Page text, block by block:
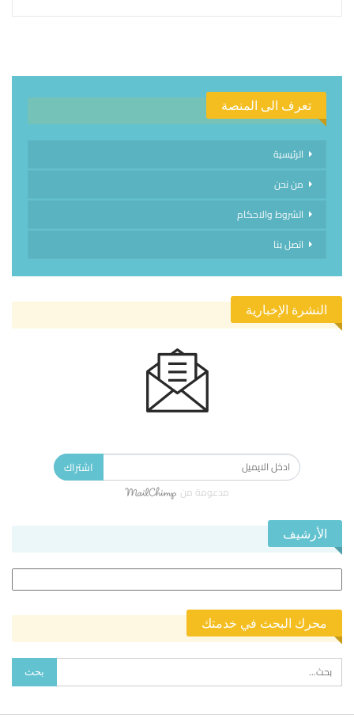
تعرف الى المنصة
الرئيسية
من نحن
الشروط والاحكام
اتصل بنا
النشرة الإخبارية
اشتراك
مدعومة من
الأرشيف
محرك البحث في خدمتك